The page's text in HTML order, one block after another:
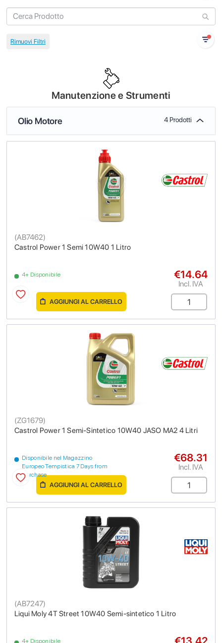
Manutenzione e Strumenti
Olio Motore 4 Prodotti
Castrol Power 1 Semi 10W40 1 Litro
(AB7462)
4+ Disponibile €14.64
Incl. IVA
AGGIUNGI AL CARRELLO
Castrol Power 1 Semi-Sintetico 10W40 JASO MA2 4 Litri
(ZG1679)
Disponibile nel Magazzino
Europeo Tempistica 7 Days from
purchase
€68.31
Incl. IVA
AGGIUNGI AL CARRELLO
Liqui Moly 4T Street 10W40 Semi-sintetico 1 Litro
(AB7247)
4+ Disponibile